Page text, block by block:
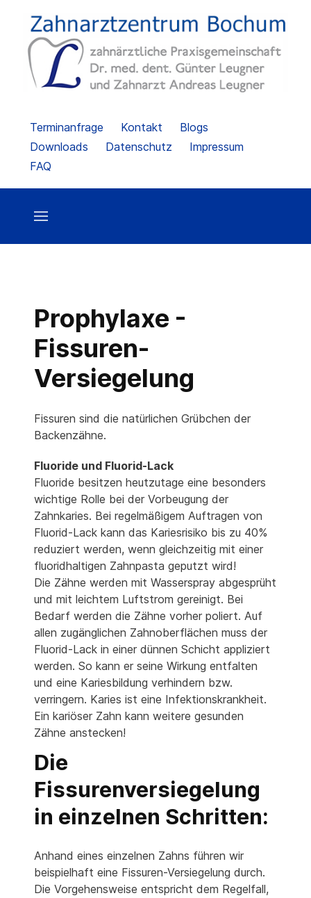
Terminanfrage Kontakt
Blogs
Downloads
Datenschutz
Impressum
FAQ
Prophylaxe -
Fissuren-
Versiegelung
Fissuren sind die natürlichen Grübchen der
Backenzähne.
Fluoride und Fluorid-Lack
Fluoride besitzen heutzutage eine besonders
wichtige Rolle bei der Vorbeugung der
Zahnkaries. Bei regelmäßigem Auftragen von
Fluorid-Lack kann das Kariesrisiko bis zu 40%
reduziert werden, wenn gleichzeitig mit einer
fluoridhaltigen Zahnpasta geputzt wird!
Die Zähne werden mit Wasserspray abgesprüht
und mit leichtem Luftstrom gereinigt. Bei
Bedarf werden die Zähne vorher poliert. Auf
allen zugänglichen Zahnoberflächen muss der
Fluorid-Lack in einer dünnen Schicht appliziert
werden. So kann er seine Wirkung entfalten
und eine Kariesbildung verhindern bzw.
verringern. Karies ist eine Infektionskrankheit.
Ein kariöser Zahn kann weitere gesunden
Zähne anstecken!
Die
Fissurenversiegelung
in einzelnen Schritten:
Anhand eines einzelnen Zahns führen wir
beispielhaft eine Fissuren-Versiegelung durch.
Die Vorgehensweise entspricht dem Regelfall,